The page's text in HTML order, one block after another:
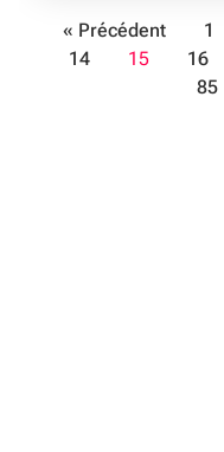
« Précédent 1
14
15 16
85